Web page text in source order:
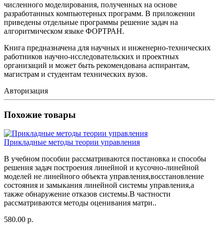
численного моделирования, полученных на основе
разработанных компьютерных программ. В приложении
приведены отдельные программы решение задач на
алгоритмическом языке ФОРТРАН.
Книга предназначена для научных и инженерно-технических
работников научно-исследовательских и проектных
организаций и может быть рекомендована аспирантам,
магистрам и студентам технических вузов.
Авторизация
Похожие товары
Прикладные методы теории управления
В учебном пособии рассматриваются постановка и способы
решения задач построения линейной и кусочно-линейной
моделей не линейного объекта управления,восстановление
состояния и замыкания линейной системы управления,а
также обнаружение отказов системы.В частности
рассматриваются методы оценивания матри..
580.00 р.